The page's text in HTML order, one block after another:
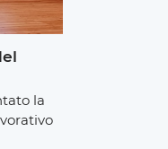
la